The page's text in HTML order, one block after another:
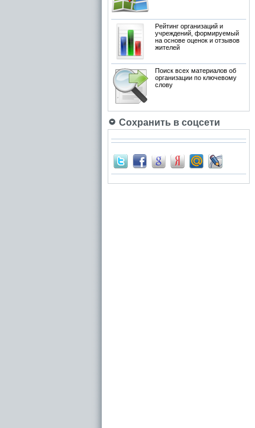
Рейтинг организаций и
учреждений, формируемый
на основе оценок и отзывов
жителей
Поиск всех материалов об
организации по ключевому
слову
Сохранить в соцсети